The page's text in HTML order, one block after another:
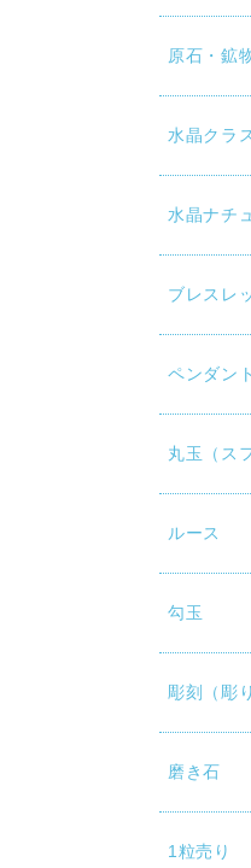
原石・鉱
水晶クラ
水晶ナチ
ブレスレ
ペンダント
丸玉（ス
ルース
勾玉
彫刻（彫
磨き石
1粒売り